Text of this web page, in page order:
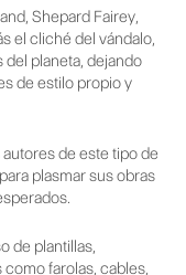
Shepard Fairey,
el cliché del vándalo,
del planeta, dejando
de estilo propio y
de este tipo de
plasmar sus obras
de plantillas,
farolas, cables,